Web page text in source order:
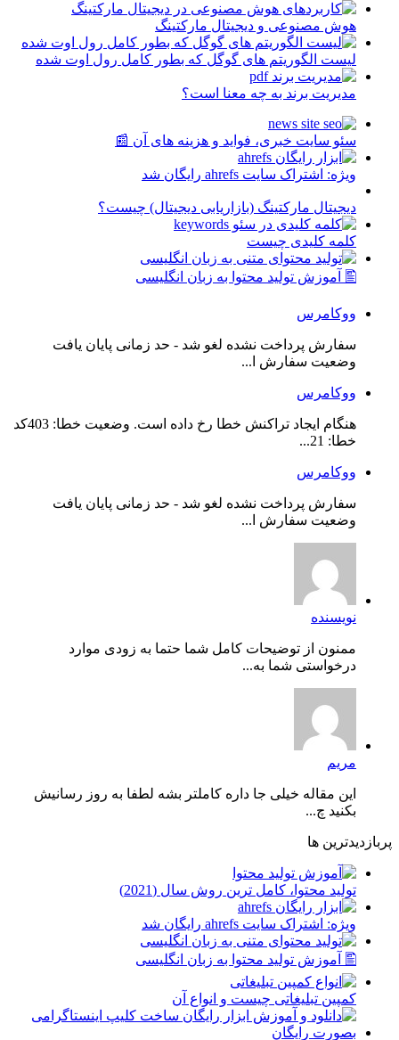
هوش مصنوعی و دیجیتال مارکتینگ
لیست الگوریتم های گوگل که بطور کامل رول اوت شده
مدیریت برند به چه معنا است؟
سئو سایت خبری، فواید و هزینه های آن 📰
ویژه: اشتراک سایت ahrefs رایگان شد
دیجیتال مارکتینگ (بازاریابی دیجیتال) چیست؟
کلمه کلیدی چیست
🖺 آموزش تولید محتوا به زبان انگلیسی
ووکامرس
سفارش پرداخت نشده لغو شد - حد زمانی پایان یافت
وضعیت سفارش ا...
ووکامرس
هنگام ایجاد تراکنش خطا رخ داده است. وضعیت خطا: 403کد
خطا: 21...
ووکامرس
سفارش پرداخت نشده لغو شد - حد زمانی پایان یافت
وضعیت سفارش ا...
نویسنده
ممنون از توضیحات کامل شما حتما به زودی موارد
درخواستی شما به...
مریم
این مقاله خیلی جا داره کاملتر بشه لطفا به روز رسانیش
بکنید چ...
پربازدیدترین ها
توليد محتوا، کامل ترین روش سال (2021)
ویژه: اشتراک سایت ahrefs رایگان شد
🖺 آموزش تولید محتوا به زبان انگلیسی
کمپین تبلیغاتی چیست و انواع آن